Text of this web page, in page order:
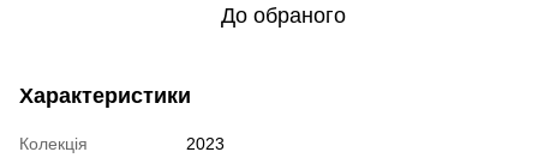
До обраного
Характеристики
Колекція
2023